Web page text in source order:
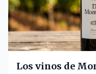
Los vinos de